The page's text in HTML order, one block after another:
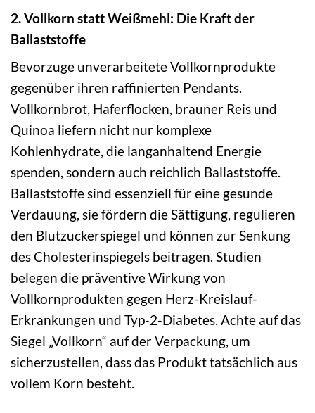
2. Vollkorn statt Weißmehl: Die Kraft der
Ballaststoffe
Bevorzuge unverarbeitete Vollkornprodukte
gegenüber ihren raffinierten Pendants.
Vollkornbrot, Haferflocken, brauner Reis und
Quinoa liefern nicht nur komplexe
Kohlenhydrate, die langanhaltend Energie
spenden, sondern auch reichlich Ballaststoffe.
Ballaststoffe sind essenziell für eine gesunde
Verdauung, sie fördern die Sättigung, regulieren
den Blutzuckerspiegel und können zur Senkung
des Cholesterinspiegels beitragen. Studien
belegen die präventive Wirkung von
Vollkornprodukten gegen Herz-Kreislauf-
Erkrankungen und Typ-2-Diabetes. Achte auf das
Siegel „Vollkorn“ auf der Verpackung, um
sicherzustellen, dass das Produkt tatsächlich aus
vollem Korn besteht.